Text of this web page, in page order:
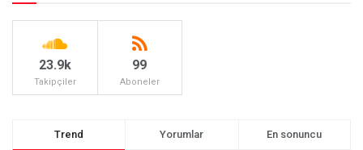
23.9k
Takipçiler
99
Aboneler
Trend Yorumlar En sonuncu